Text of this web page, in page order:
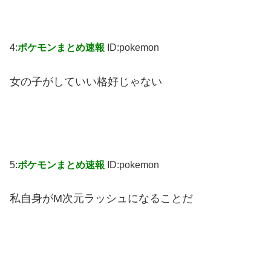
4:ポケモンまとめ速報 ID:pokemon
女の子がしていい格好じゃない
5:ポケモンまとめ速報 ID:pokemon
私自身がM次元ラッシュになることだ